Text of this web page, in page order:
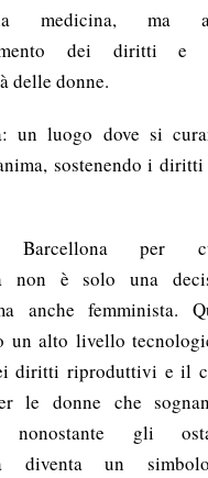
medicina, ma
dei diritti e
delle donne.
un luogo dove si
sostenendo i
Barcellona per
non è solo una
anche femminista.
un alto livello
diritti riproduttivi e il
le donne che
nonostante gli
diventa un